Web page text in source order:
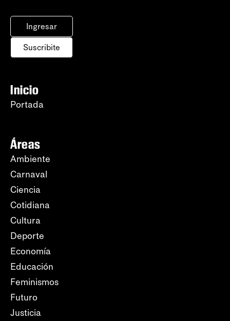
Ingresar
Suscribite
Inicio
Portada
Áreas
Ambiente
Carnaval
Ciencia
Cotidiana
Cultura
Deporte
Economía
Educación
Feminismos
Futuro
Justicia